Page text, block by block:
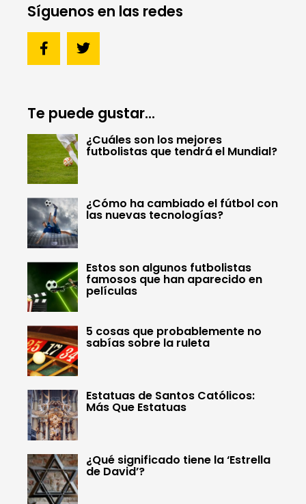
Síguenos en las redes
Te puede gustar...
¿Cuáles son los mejores
futbolistas que tendrá el Mundial?
¿Cómo ha cambiado el fútbol con
las nuevas tecnologías?
Estos son algunos futbolistas
famosos que han aparecido en
películas
5 cosas que probablemente no
sabías sobre la ruleta
Estatuas de Santos Católicos:
Más Que Estatuas
¿Qué significado tiene la ‘Estrella
de David’?